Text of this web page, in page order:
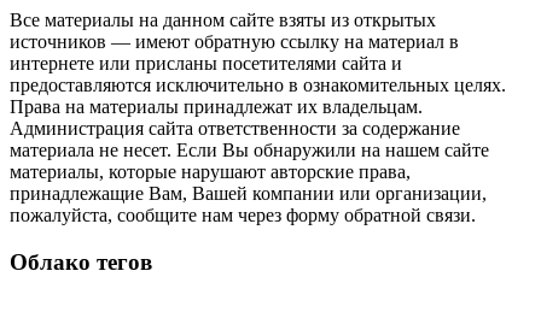
Все материалы на данном сайте взяты из открытых
источников — имеют обратную ссылку на материал в
интернете или присланы посетителями сайта и
предоставляются исключительно в ознакомительных целях.
Права на материалы принадлежат их владельцам.
Администрация сайта ответственности за содержание
материала не несет. Если Вы обнаружили на нашем сайте
материалы, которые нарушают авторские права,
принадлежащие Вам, Вашей компании или организации,
пожалуйста, сообщите нам через форму обратной связи.
Облако тегов